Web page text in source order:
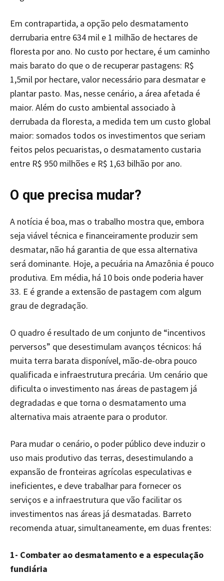
Em contrapartida, a opção pelo desmatamento
derrubaria entre 634 mil e 1 milhão de hectares de
floresta por ano. No custo por hectare, é um caminho
mais barato do que o de recuperar pastagens: R$
1,5mil por hectare, valor necessário para desmatar e
plantar pasto. Mas, nesse cenário, a área afetada é
maior. Além do custo ambiental associado à
derrubada da floresta, a medida tem um custo global
maior: somados todos os investimentos que seriam
feitos pelos pecuaristas, o desmatamento custaria
entre R$ 950 milhões e R$ 1,63 bilhão por ano.
O que precisa mudar?
A notícia é boa, mas o trabalho mostra que, embora
seja viável técnica e financeiramente produzir sem
desmatar, não há garantia de que essa alternativa
será dominante. Hoje, a pecuária na Amazônia é pouco
produtiva. Em média, há 10 bois onde poderia haver
33. E é grande a extensão de pastagem com algum
grau de degradação.
O quadro é resultado de um conjunto de “incentivos
perversos” que desestimulam avanços técnicos: há
muita terra barata disponível, mão-de-obra pouco
qualificada e infraestrutura precária. Um cenário que
dificulta o investimento nas áreas de pastagem já
degradadas e que torna o desmatamento uma
alternativa mais atraente para o produtor.
Para mudar o cenário, o poder público deve induzir o
uso mais produtivo das terras, desestimulando a
expansão de fronteiras agrícolas especulativas e
ineficientes, e deve trabalhar para fornecer os
serviços e a infraestrutura que vão facilitar os
investimentos nas áreas já desmatadas. Barreto
recomenda atuar, simultaneamente, em duas frentes:
1- Combater ao desmatamento e a especulação
fundiária